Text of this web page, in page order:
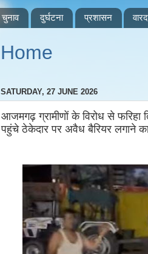
चुनाव दुर्घटना प्रशासन
Home
SATURDAY, 27 JUNE 2026
आजमगढ़ ग्रामीणों के विरोध से फरिहा
पहुंचे ठेकेदार पर अवैध बैरियर लगाने का